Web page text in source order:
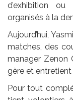
d’exhibition
organisés à la
Aujourd’hui,
matches, des
manager Zenon
gère et
Pour tout